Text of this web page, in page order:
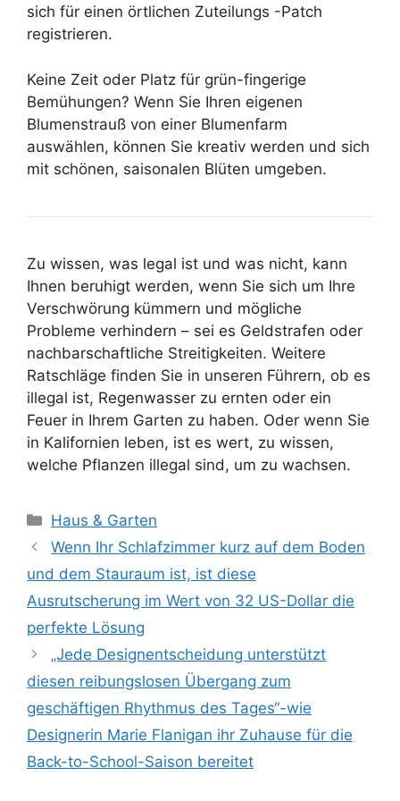
sich für einen örtlichen Zuteilungs -Patch
registrieren.
Keine Zeit oder Platz für grün-fingerige
Bemühungen? Wenn Sie Ihren eigenen
Blumenstrauß von einer Blumenfarm
auswählen, können Sie kreativ werden und sich
mit schönen, saisonalen Blüten umgeben.
Zu wissen, was legal ist und was nicht, kann
Ihnen beruhigt werden, wenn Sie sich um Ihre
Verschwörung kümmern und mögliche
Probleme verhindern – sei es Geldstrafen oder
nachbarschaftliche Streitigkeiten. Weitere
Ratschläge finden Sie in unseren Führern, ob es
illegal ist, Regenwasser zu ernten oder ein
Feuer in Ihrem Garten zu haben. Oder wenn Sie
in Kalifornien leben, ist es wert, zu wissen,
welche Pflanzen illegal sind, um zu wachsen.
Kategorien
Haus & Garten
Wenn Ihr Schlafzimmer kurz auf dem Boden
und dem Stauraum ist, ist diese
Ausrutscherung im Wert von 32 US-Dollar die
perfekte Lösung
„Jede Designentscheidung unterstützt
diesen reibungslosen Übergang zum
geschäftigen Rhythmus des Tages“-wie
Designerin Marie Flanigan ihr Zuhause für die
Back-to-School-Saison bereitet